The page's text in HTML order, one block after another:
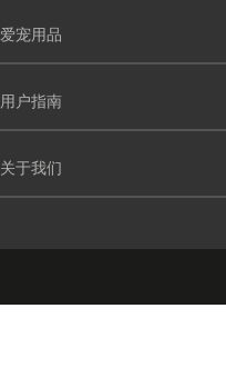
爱宠用品
用户指南
关于我们